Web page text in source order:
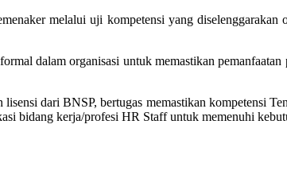
melalui uji kompetensi yang
dalam organisasi untuk memastikan
dari BNSP, bertugas memastikan kompetensi
bidang kerja/profesi HR Staff untuk memenuhi